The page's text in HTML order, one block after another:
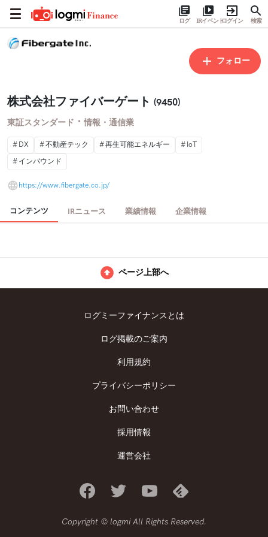
ログ IRイベントログイン 検索
フォロー
株式会社ファイバーゲート (9450)
東証スタンダード ・ 情報・通信業
DX 不動産テック 再生可能エネルギー
IoT
インバウンド
https://www.fibergate.co.jp/
コンテンツ IRニュース 業績情報 企業情報
ページ上部へ
ログミーファイナンスとは
ログ掲載のご案内
利用規約
プライバシーポリシー
お問い合わせ
採用情報
運営会社
Copyright © logmi All Rights Reserved.